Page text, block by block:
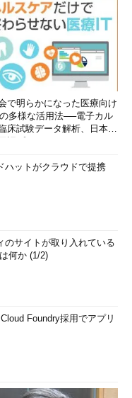
で明らかになった医療向け
多様な活用法──電子カル
床試験データ解析、日本語
ハットがクラウドで提携
のサイトが取り入れている
何か (1/2)
Foundry採用でアプリ